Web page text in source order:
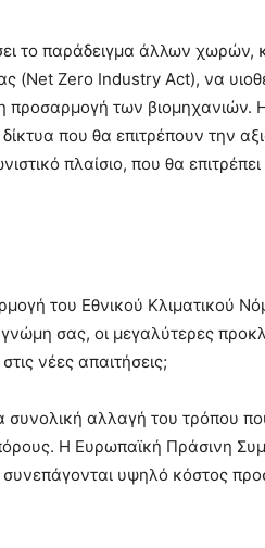
το παράδειγμα άλλων χωρών,
(Net Zero Industry Act), να
προσαρμογή των βιομηχανιών.
που θα επιτρέπουν την
πλαίσιο, που θα
του Εθνικού Κλιματικού
σας, οι μεγαλύτερες
νέες απαιτήσεις;
αλλαγή του τρόπου
Η Ευρωπαϊκή Πράσινη
υψηλό κόστος